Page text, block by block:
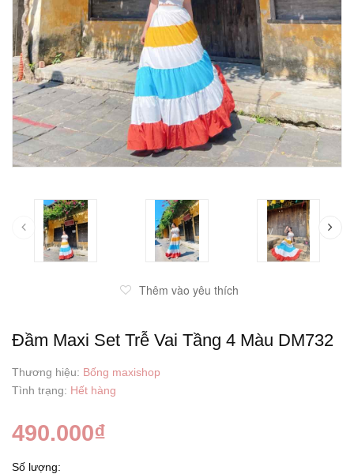
prev
Thêm vào yêu thích
Đầm Maxi Set Trễ Vai Tầng 4 Màu DM732
Thương hiệu: Bống maxishop
Tình trạng: Hết hàng
490.000₫
Số lượng: